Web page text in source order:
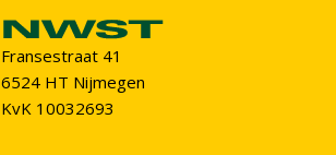
Fransestraat 41
6524 HT Nijmegen
KvK 10032693